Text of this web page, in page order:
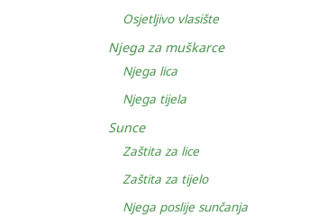
Osjetljivo vlasište
Njega za muškarce
Njega lica
Njega tijela
Sunce
Zaštita za lice
Zaštita za tijelo
Njega poslije sunčanja